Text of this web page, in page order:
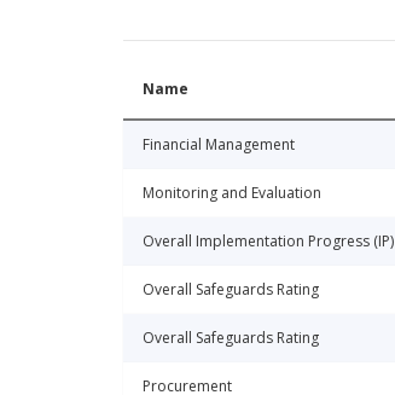
Name
Financial Management
Monitoring and Evaluation
Overall Implementation Progress (IP)
Overall Safeguards Rating
Overall Safeguards Rating
Procurement